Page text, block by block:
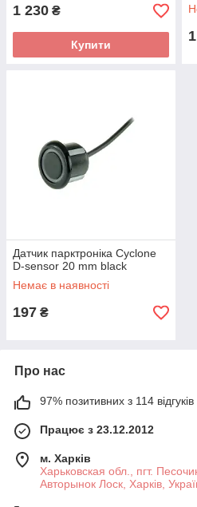
1 230 ₴
Купити
Датчик парктроніка Cyclone
D-sensor 20 mm black
Немає в наявності
197 ₴
Про нас
97% позитивних з 114 відгуків
Працює з 23.12.2012
м. Харків
Харьковская обл., пгт.
Авторынок Лоск, Харків,